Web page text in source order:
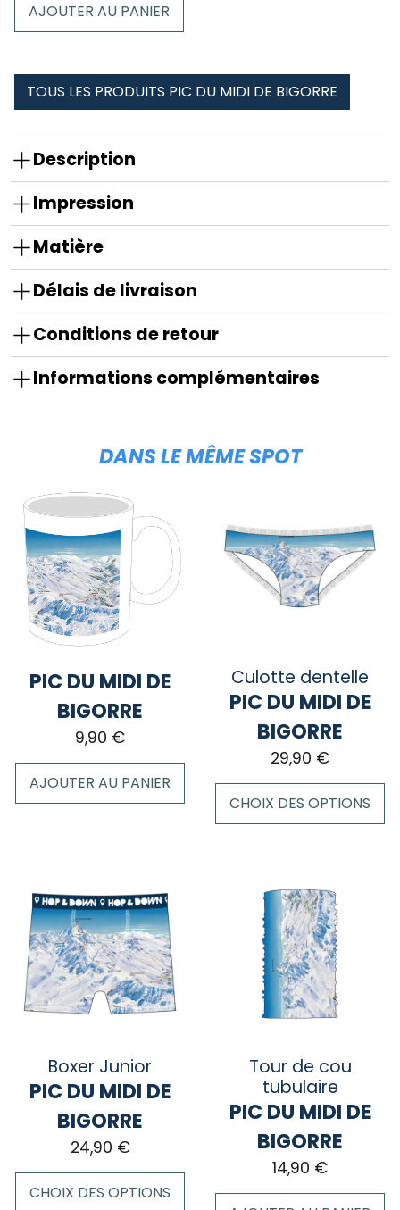
pic
de
bigorre
AJOUTER AU PANIER
TOUS LES PRODUITS PIC DU MIDI DE BIGORRE
Description
Impression
Matière
Délais de livraison
Conditions de retour
Informations complémentaires
DANS LE MÊME SPOT
PIC DU MIDI DE
BIGORRE
9,90 €
AJOUTER AU PANIER
Culotte dentelle
PIC DU MIDI DE
BIGORRE
29,90 €
CHOIX DES OPTIONS
plusieurs
variations.
options
peuvent
page
produit
Boxer Junior
PIC DU MIDI DE
BIGORRE
24,90 €
CHOIX DES OPTIONS
Tour de cou
tubulaire
PIC DU MIDI DE
BIGORRE
14,90 €